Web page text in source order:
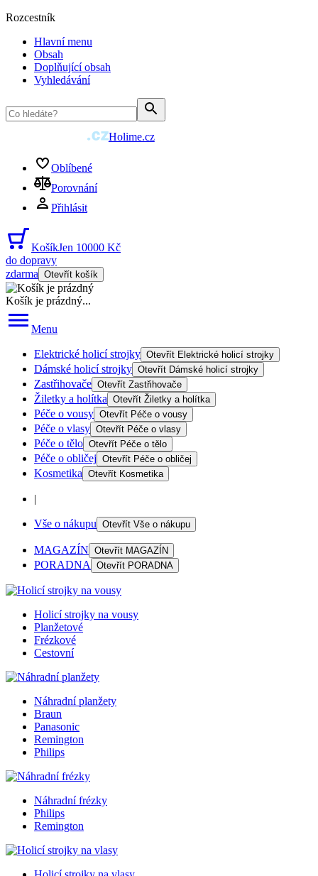
Rozcestník
Hlavní menu
Obsah
Doplňující obsah
Vyhledávání
Holime.cz
Oblíbené
Porovnání
Přihlásit
KošíkJen 10000 Kč
do dopravy
zdarma Otevřít košík
Košík je prázdný...
Menu
Elektrické holicí strojky Otevřít Elektrické holicí strojky
Dámské holicí strojky Otevřít Dámské holicí strojky
Zastřihovače Otevřít Zastřihovače
Žiletky a holítka Otevřít Žiletky a holítka
Péče o vousy Otevřít Péče o vousy
Péče o vlasy Otevřít Péče o vlasy
Péče o tělo Otevřít Péče o tělo
Péče o obličej Otevřít Péče o obličej
Kosmetika Otevřít Kosmetika
|
Vše o nákupu Otevřít Vše o nákupu
MAGAZÍN Otevřít MAGAZÍN
PORADNA Otevřít PORADNA
Holicí strojky na vousy
Planžetové
Frézkové
Cestovní
Náhradní planžety
Braun
Panasonic
Remington
Philips
Náhradní frézky
Philips
Remington